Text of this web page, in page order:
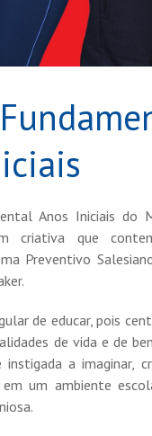
Anos Iniciais do
criativa que
Preventivo
de educar, pois
de vida e de
instigada a imaginar,
um ambiente